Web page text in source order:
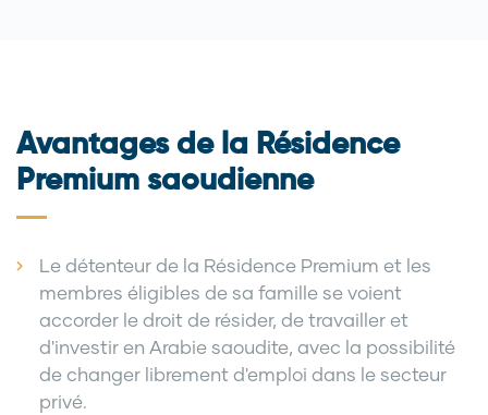
Avantages de la Résidence
Premium saoudienne
Le détenteur de la Résidence Premium et les
membres éligibles de sa famille se voient
accorder le droit de résider, de travailler et
d'investir en Arabie saoudite, avec la possibilité
de changer librement d'emploi dans le secteur
privé.